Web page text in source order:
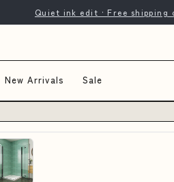
Quiet ink edit · Free shipping
New Arrivals Sale